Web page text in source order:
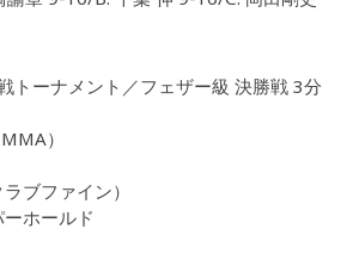
トーナメント／フェザー級 決勝戦 3分
）
ブファイン）
ホールド